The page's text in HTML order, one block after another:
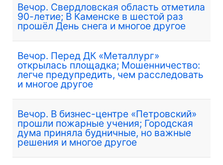
Вечор. Свердловская область отметила
90-летие; В Каменске в шестой раз
прошёл День снега и многое другое
Вечор. Перед ДК «Металлург»
открылась площадка; Мошенничество:
легче предупредить, чем расследовать
и многое другое
Вечор. В бизнес-центре «Петровский»
прошли пожарные учения; Городская
дума приняла будничные, но важные
решения и многое другое